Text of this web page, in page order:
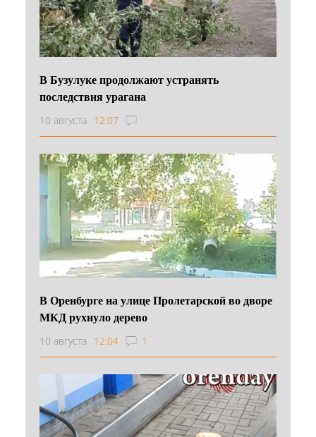
В Бузулуке продолжают устранять
последствия урагана
10 августа 12:07
В Оренбурге на улице Пролетарской во дворе
МКД рухнуло дерево
10 августа 12:04 1